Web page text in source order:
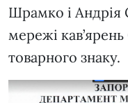
Шрамко і Андрія
мережі
товарного знаку.